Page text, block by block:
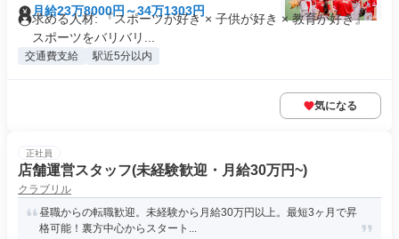
月給23万8000円～34万1303円
求める人材: 『スポーツが好き × 子供が好き × 教育が好き』
スポーツをバリバリ...
交通費支給 駅近5分以内
気になる
正社員
店舗運営スタッフ(未経験歓迎・月給30万円~)
クラブリル
昼職からの転職歓迎。未経験から月給30万円以上。最短3ヶ月で昇
格可能！裏方中心からスタート...